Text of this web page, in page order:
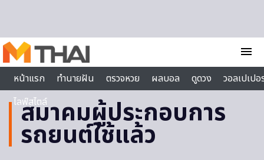
menu
หน้าแรก
ทำนายฝัน ตรวจหวย ผลบอล ดูดวง
วอลเปเป
ไลฟ์สไตล์
สมาคมผู้ประกอบการ
รถยนต์ใช้แล้ว